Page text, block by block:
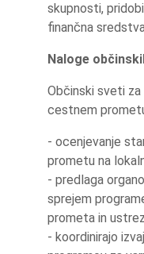
skupnosti,
finančna
Naloge
Občinski sveti
cestnem
- ocenjevanje
prometu na
- predlaga
sprejem
prometa in
- koordinirajo